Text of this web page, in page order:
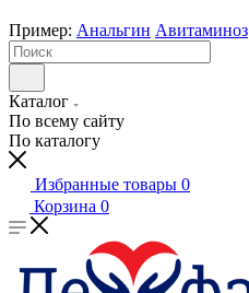
Пример: Анальгин Авитаминоз
Каталог
По всему сайту
По каталогу
Избранные товары 0
Корзина 0